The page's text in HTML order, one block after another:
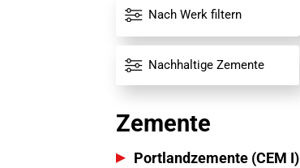
Nach Werk filtern
Alle Werke
Nachhaltige Zemente
Zemente
Portlandzemente (CEM I)